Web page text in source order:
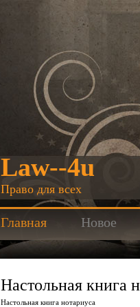
Law--4u
Право для всех
Главная Новое
Настольная книга
Настольная книга нотариуса